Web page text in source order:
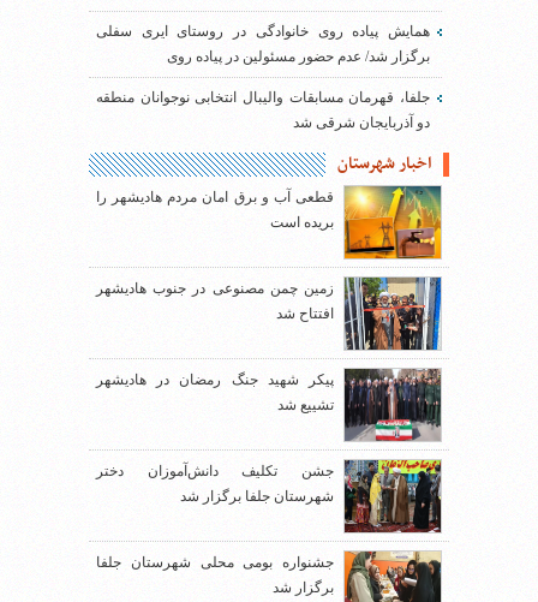
همایش پیاده روی خانوادگی در روستای ایری سفلی
برگزار شد/ عدم حضور مسئولین در پیاده روی
جلفا، قهرمان مسابقات والیبال انتخابی نوجوانان منطقه
دو آذربایجان شرقی شد
اخبار شهرستان
قطعی آب و برق امان مردم هادیشهر را
بریده است
زمین چمن مصنوعی در جنوب هادیشهر
افتتاح شد
پیکر شهید جنگ رمضان در هادیشهر
تشییع شد
جشن تکلیف دانش‌آموزان دختر
شهرستان جلفا برگزار شد
جشنواره بومی محلی شهرستان جلفا
برگزار شد